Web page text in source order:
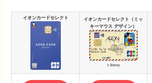
イオンカードセレクト
イオンカードセレクト（ミッ
キーマウス デザイン）
© Disney